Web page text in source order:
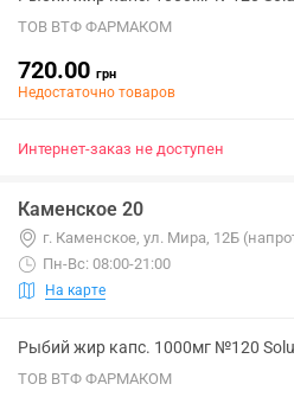
ТОВ ВТФ ФАРМАКОМ
720.00 грн
Недостаточно товаров
Интернет-заказ не доступен
Каменское 20
г. Каменское, ул. Мира, 12Б
Пн-Вс: 08:00-21:00
На карте
Рыбий жир капс. 1000мг №120
ТОВ ВТФ ФАРМАКОМ